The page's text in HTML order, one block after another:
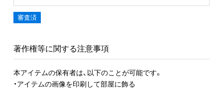
3Dモデリングデータ制作時の状況等は、東京メトロ公式
YouTubeでもご確認いただけます。
・ご注意
が異なります。
審査済
著作権等に関する注意事項
本アイテムの保有者は、以下のことが可能です。
・アイテムの画像を印刷して部屋に飾る